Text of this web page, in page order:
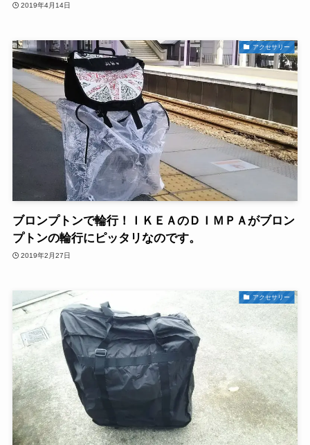
2019年4月14日
アクセサリー
ブロンプトンで輪行！ＩＫＥＡのＤＩＭＰＡがブロン
プトンの輪行にピッタリなのです。
2019年2月27日
アクセサリー